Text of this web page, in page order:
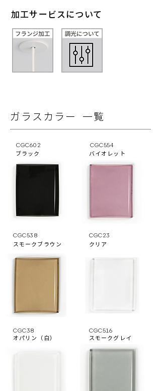
加工サービスについて
ガラスカラー 一覧
CGC602
ブラック
CGC538
スモークブラウン
CGC554
バイオレット
CGC23
クリア
CGC38
オパリン（白）
CGC516
スモークグレイ